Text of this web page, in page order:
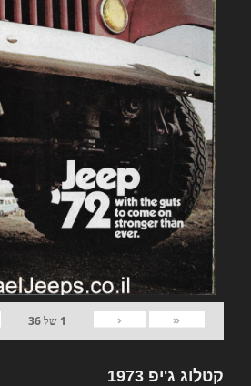
«
‹
1 של36
קטלוג ג'יפ 1973